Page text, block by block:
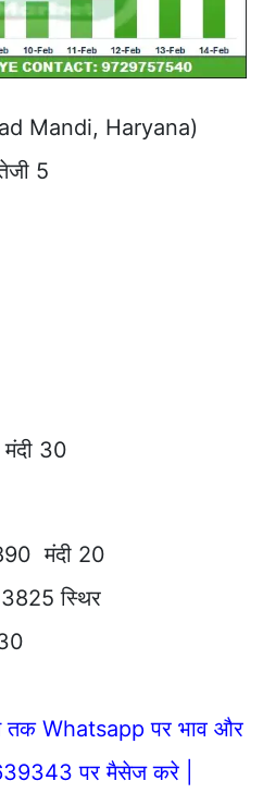
Mandi, Haryana)
5
30
मंदी 20
स्थिर
तक Whatsapp पर भाव और
पर मैसेज करे |